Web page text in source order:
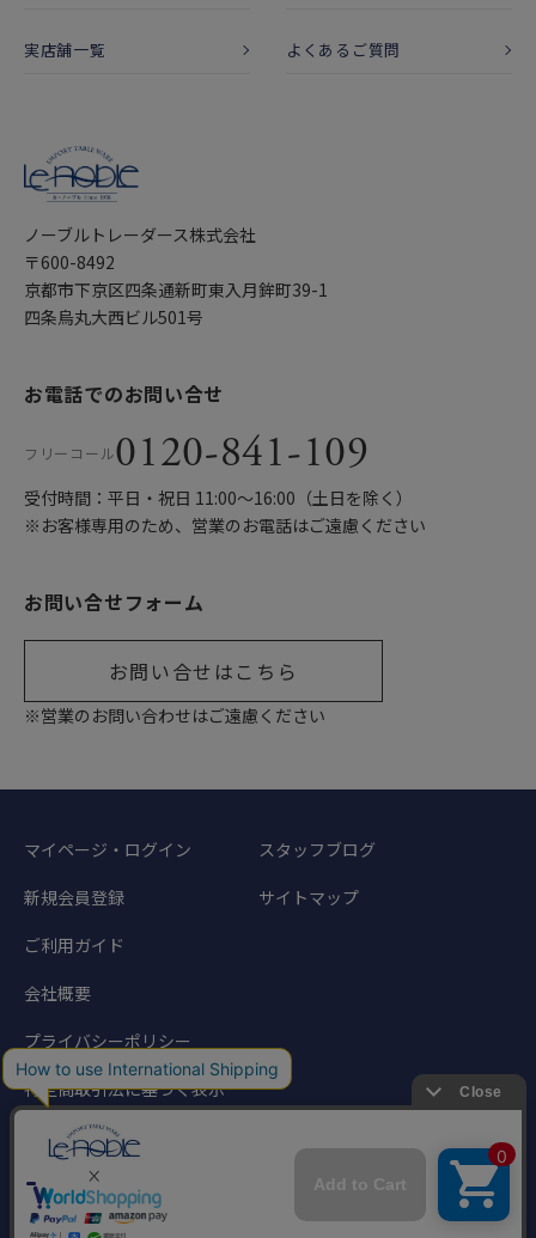
実店舗一覧 よくあるご質問
ノーブルトレーダース株式会社
〒600-8492
京都市下京区四条通新町東入月鉾町39-1
四条烏丸大西ビル501号
お電話でのお問い合せ
フリーコール0120-841-109
受付時間：平日・祝日 11:00〜16:00（土日を除く）
※お客様専用のため、営業のお電話はご遠慮ください
お問い合せフォーム
お問い合せはこちら
※営業のお問い合わせはご遠慮ください
マイページ・ログイン
新規会員登録
ご利用ガイド
会社概要
プライバシーポリシー
特定商取引法に基づく表示
スタッフブログ
サイトマップ